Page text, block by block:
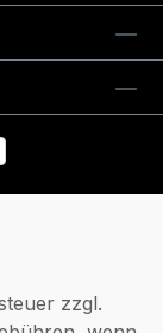
zzgl.